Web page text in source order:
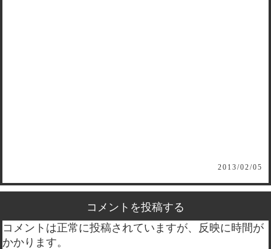
2013/02/05
コメントを投稿する
コメントは正常に投稿されていますが、反映に時間が
かかります。